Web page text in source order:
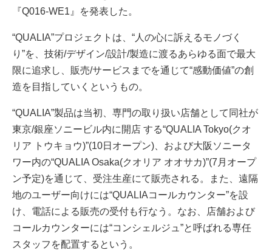
『Q016-WE1』を発表した。
“QUALIA”プロジェクトは、“人の心に訴えるモノづく
り”を、技術/デザイン/設計/製造に渡るあらゆる面で最大
限に追求し、販売/サービスまでを通じて“感動価値”の創
造を目指していくというもの。
“QUALIA”製品は当初、専門の取り扱い店舗として同社が
東京/銀座ソニービル内に開店 する“QUALIA Tokyo(クオ
リア トウキョウ)”(10日オープン)、および大阪ソニータ
ワー内の“QUALIA Osaka(クオリア オオサカ)”(7月オープ
ン予定)を通じて、受注生産にて販売される。また、遠隔
地のユーザー向けには“QUALIAコールカウンター”を設
け、電話による販売の受付も行なう。なお、店舗および
コールカウンターには“コンシェルジュ”と呼ばれる専任
スタッフを配置するという。